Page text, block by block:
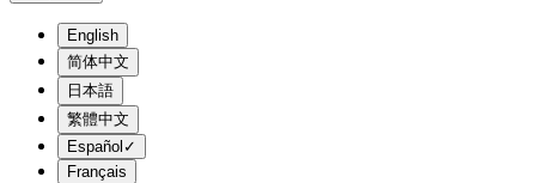
English
简体中文
日本語
繁體中文
Español ✓
Français